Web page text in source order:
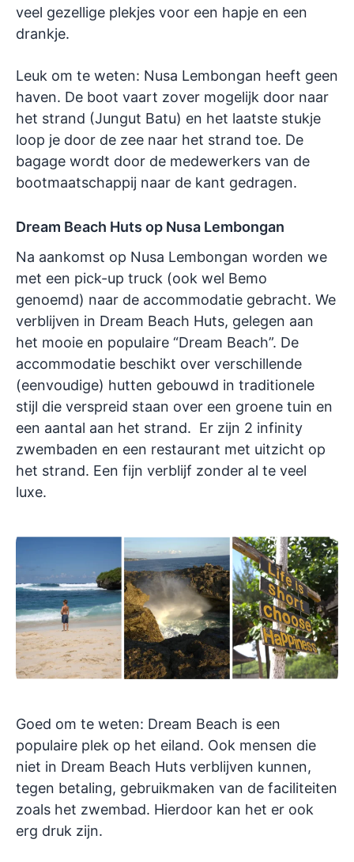
veel gezellige plekjes voor een hapje en een
drankje.
Leuk om te weten: Nusa Lembongan heeft geen
haven. De boot vaart zover mogelijk door naar
het strand (Jungut Batu) en het laatste stukje
loop je door de zee naar het strand toe. De
bagage wordt door de medewerkers van de
bootmaatschappij naar de kant gedragen.
Dream Beach Huts op Nusa Lembongan
Na aankomst op Nusa Lembongan worden we
met een pick-up truck (ook wel Bemo
genoemd) naar de accommodatie gebracht. We
verblijven in Dream Beach Huts, gelegen aan
het mooie en populaire “Dream Beach”. De
accommodatie beschikt over verschillende
(eenvoudige) hutten gebouwd in traditionele
stijl die verspreid staan over een groene tuin en
een aantal aan het strand. Er zijn 2 infinity
zwembaden en een restaurant met uitzicht op
het strand. Een fijn verblijf zonder al te veel
luxe.
Goed om te weten: Dream Beach is een
populaire plek op het eiland. Ook mensen die
niet in Dream Beach Huts verblijven kunnen,
tegen betaling, gebruikmaken van de faciliteiten
zoals het zwembad. Hierdoor kan het er ook
erg druk zijn.